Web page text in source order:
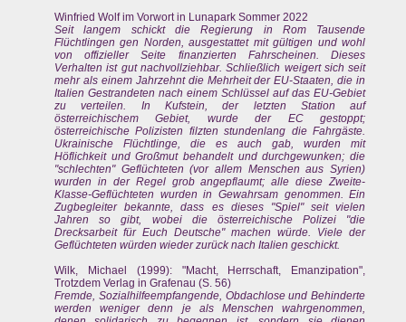
Winfried Wolf im Vorwort in Lunapark Sommer 2022
Seit langem schickt die Regierung in Rom Tausende
Flüchtlingen gen Norden, ausgestattet mit gültigen und wohl
von offizieller Seite finanzierten Fahrscheinen. Dieses
Verhalten ist gut nachvollziehbar. Schließlich weigert sich seit
mehr als einem Jahrzehnt die Mehrheit der EU-Staaten, die in
Italien Gestrandeten nach einem Schlüssel auf das EU-Gebiet
zu verteilen. In Kufstein, der letzten Station auf
österreichischem Gebiet, wurde der EC gestoppt;
österreichische Polizisten filzten stundenlang die Fahrgäste.
Ukrainische Flüchtlinge, die es auch gab, wurden mit
Höflichkeit und Großmut behandelt und durchgewunken; die
"schlechten" Geflüchteten (vor allem Menschen aus Syrien)
wurden in der Regel grob angepflaumt; alle diese Zweite-
Klasse-Geflüchteten wurden in Gewahrsam genommen. Ein
Zugbegleiter bekannte, dass es dieses "Spiel" seit vielen
Jahren so gibt, wobei die österreichische Polizei "die
Drecksarbeit für Euch Deutsche" machen würde. Viele der
Geflüchteten würden wieder zurück nach Italien geschickt.
Wilk, Michael (1999): "Macht, Herrschaft, Emanzipation",
Trotzdem Verlag in Grafenau (S. 56)
Fremde, Sozialhilfeempfangende, Obdachlose und Behinderte
werden weniger denn je als Menschen wahrgenommen,